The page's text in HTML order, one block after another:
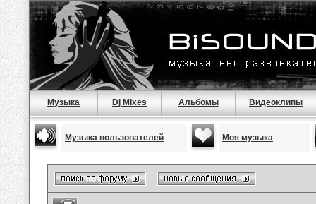
Музыка Dj Mixes Альбомы Видеоклипы
Музыка пользователей Моя музыка